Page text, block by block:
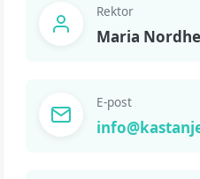
Rektor
Maria
E-post